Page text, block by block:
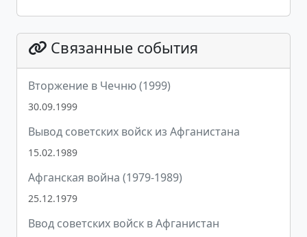
Связанные события
Вторжение в Чечню (1999)
30.09.1999
Вывод советских войск из Афганистана
15.02.1989
Афганская война (1979-1989)
25.12.1979
Ввод советских войск в Афганистан